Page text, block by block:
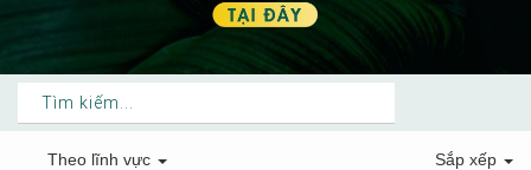
Theo lĩnh vực Sắp xếp